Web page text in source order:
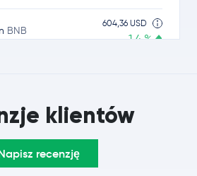
BNB
1,4 %
604,36 USD
1,04 USD
klientów
recenzję